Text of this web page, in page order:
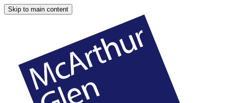
Skip to main content